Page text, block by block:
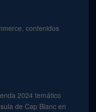
contenidos
2024 temático
de Cap Blanc en